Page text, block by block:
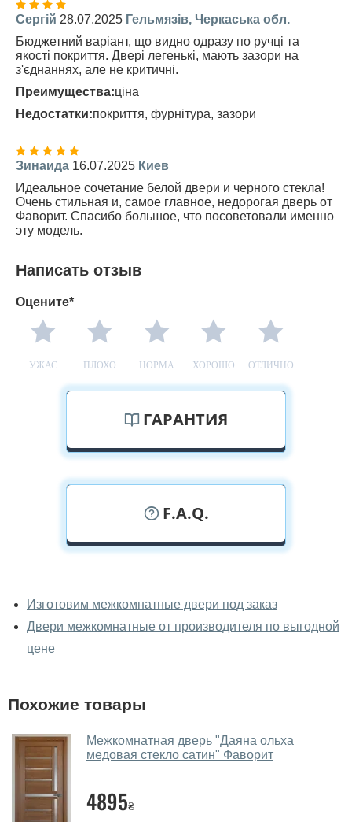
Сергій 28.07.2025 Гельмязів, Черкаська обл.
Бюджетний варіант, що видно одразу по ручці та
якості покриття. Двері легенькі, мають зазори на
з'єднаннях, але не критичні.
Преимущества:ціна
Недостатки:покриття, фурнітура, зазори
Зинаида 16.07.2025 Киев
Идеальное сочетание белой двери и черного стекла!
Очень стильная и, самое главное, недорогая дверь от
Фаворит. Спасибо большое, что посоветовали именно
эту модель.
Написать отзыв
Оцените*
УЖАС ПЛОХО НОРМА ХОРОШО ОТЛИЧНО
ГАРАНТИЯ
F.A.Q.
межкомнатные двери фаворит
вживую?
Да, можно посмотреть межкомнатные двери фаворит
дверей.
межкомнатные двери фаворит?
Изготовим межкомнатные двери под заказ
Двери межкомнатные от производителя по выгодной
цене
Похожие товары
Межкомнатная дверь "Даяна ольха
медовая стекло сатин" Фаворит
4895₴